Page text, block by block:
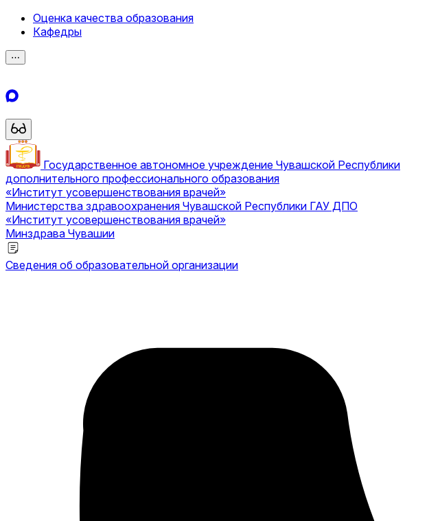
Оценка качества образования
Кафедры
⋯
Государственное автономное учреждение Чувашской Республики
дополнительного профессионального образования
«Институт усовершенствования врачей»
Министерства здравоохранения Чувашской Республики ГАУ ДПО
«Институт усовершенствования врачей»
Минздрава Чувашии
Сведения об образовательной организации